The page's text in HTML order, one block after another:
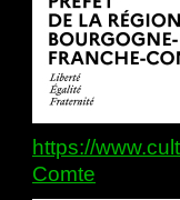
https://
Comte